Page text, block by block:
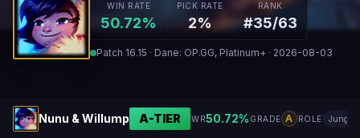
WIN RATE
50.72%
PICK RATE
2%
RANK
#35/63
Patch 16.15 · Dane: OP.GG, Platinum+ · 2026-08-03
Nunu & Willump A-TIER WR50.72% GRADE A ROLE Jungle